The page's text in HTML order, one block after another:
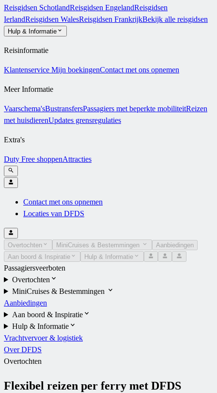
Reisgidsen SchotlandReisgidsen EngelandReisgidsen
IerlandReisgidsen WalesReisgidsen FrankrijkBekijk alle reisgidsen
Hulp & Informatie
Reisinformatie
Klantenservice Mijn boekingenContact met ons opnemen
Meer Informatie
Vaarschema'sBustransfersPassagiers met beperkte mobiliteitReizen
met huisdierenUpdates grensregulaties
Extra's
Duty Free shoppenAttracties
Contact met ons opnemen
Locaties van DFDS
Overtochten MiniCruises & Bestemmingen
Aanbiedingen
Aan boord & Inspiratie
Hulp & Informatie
Passagiersveerboten
Overtochten
MiniCruises & Bestemmingen
Aanbiedingen
Aan boord & Inspiratie
Hulp & Informatie
Vrachtvervoer & logistiek
Over DFDS
Overtochten
Flexibel reizen per ferry met DFDS